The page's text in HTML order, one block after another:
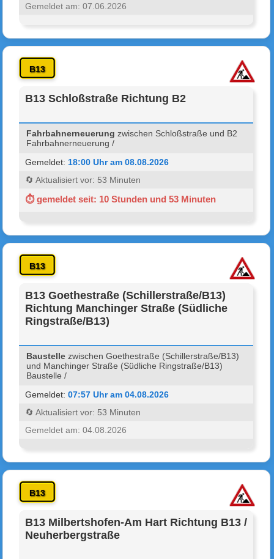
Gemeldet am: 07.06.2026
B13
B13 Schloßstraße Richtung B2
Fahrbahnerneuerung zwischen Schloßstraße und B2
Fahrbahnerneuerung /
Gemeldet: 18:00 Uhr am 08.08.2026
🔄 Aktualisiert vor: 53 Minuten
⏱ gemeldet seit: 10 Stunden und 53 Minuten
B13
B13 Goethestraße (Schillerstraße/B13)
Richtung Manchinger Straße (Südliche
Ringstraße/B13)
Baustelle zwischen Goethestraße (Schillerstraße/B13)
und Manchinger Straße (Südliche Ringstraße/B13)
Baustelle /
Gemeldet:07:57 Uhr am 04.08.2026
🔄 Aktualisiert vor: 53 Minuten
Gemeldet am: 04.08.2026
B13
B13 Milbertshofen-Am Hart Richtung B13 /
Neuherbergstraße